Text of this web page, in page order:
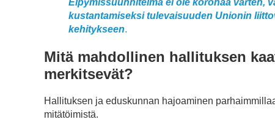
kustantamiseksi tulevaisuuden Unionin
kehitykseen.
Mitä mahdollinen hallituksen
merkitsevät?
Hallituksen ja eduskunnan hajoaminen
mitätöimistä.